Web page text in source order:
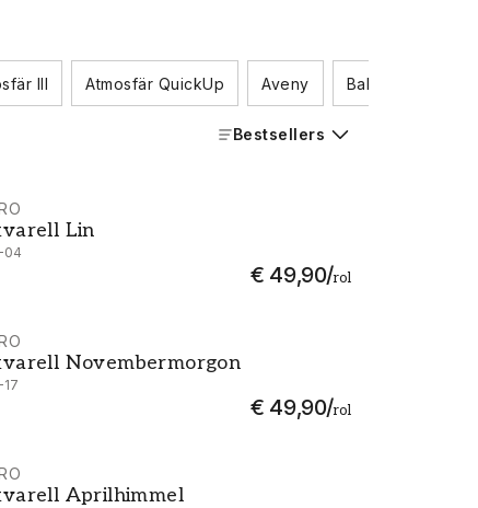
III Atmosfär QuickUp Aveny Ballad
Bestsellers
Lin
04
€ 49,90/rol
Lin - 222-04
Novembermorgon
17
€ 49,90/rol
Novembermorgon - 222-17
Aprilhimmel
Aprilhimmel - 222-28